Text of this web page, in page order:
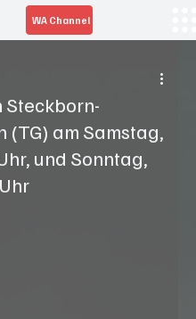
WA Channel
(TG) am Samstag,
und Sonntag,